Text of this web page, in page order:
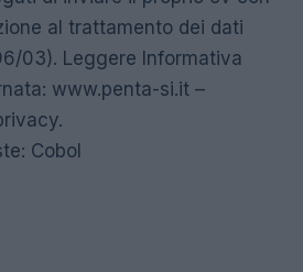
al trattamento dei dati
03). Leggere Informativa
www.penta-si.it –
Cobol